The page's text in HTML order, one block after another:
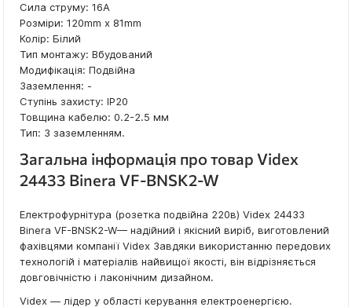
Сила струму: 16А
Розміри: 120mm х 81mm
Колір: Білий
Тип монтажу: Вбудований
Модифікація: Подвійна
Заземлення: -
Ступінь захисту: IP20
Товщина кабелю: 0.2-2.5 мм
Тип: З заземленням.
Загальна інформація про товар Videx
24433 Binera VF-BNSK2-W
Електрофурнітура (розетка подвійна 220в) Videx 24433
Binera VF-BNSK2-W— надійний і якісний виріб, виготовлений
фахівцями компанії Videx Завдяки використанню передових
технологій і матеріалів найвищої якості, він відрізняється
довговічністю і лаконічним дизайном.
Videx — лідер у області керування електроенергією.